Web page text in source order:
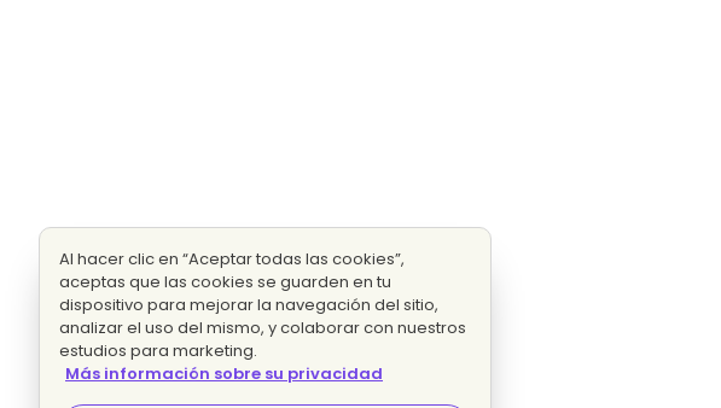
Al hacer clic en “Aceptar todas las cookies”,
aceptas que las cookies se guarden en tu
dispositivo para mejorar la navegación del sitio,
analizar el uso del mismo, y colaborar con nuestros
estudios para marketing.
Más información sobre su privacidad